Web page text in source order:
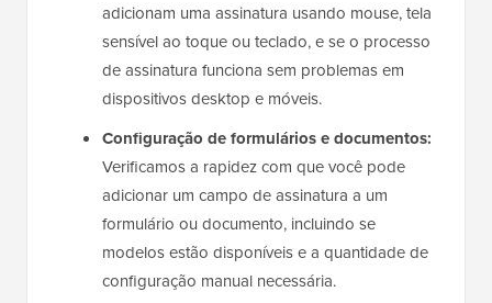
adicionam uma assinatura usando mouse, tela
sensível ao toque ou teclado, e se o processo
de assinatura funciona sem problemas em
dispositivos desktop e móveis.
Configuração de formulários e documentos:
Verificamos a rapidez com que você pode
adicionar um campo de assinatura a um
formulário ou documento, incluindo se
modelos estão disponíveis e a quantidade de
configuração manual necessária.